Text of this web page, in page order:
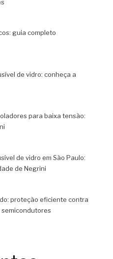
guia completo
de vidro: conheça a
para baixa tensão:
de vidro em São Paulo:
de Negrini
proteção eficiente contra